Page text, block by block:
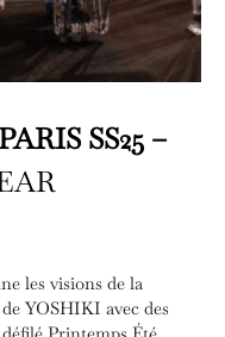
SS25 –
les visions de la
YOSHIKI avec des